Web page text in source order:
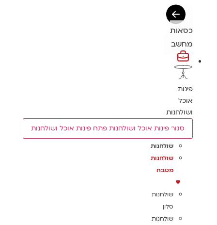
כסאות
מחשב
פינות
אוכל
ושולחנות
סגור פינות אוכל ושולחנות פתח פינות אוכל ושולחנות
שולחנות
שולחנות
מטבח
שולחנות
סלון
שולחנות